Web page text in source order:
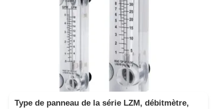
Type de panneau de la série LZM, débitmètre,